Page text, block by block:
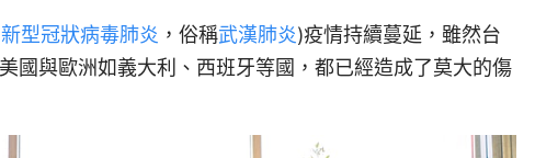
新型冠狀病毒肺炎 ，俗稱武漢肺炎)疫情持續蔓延，雖然台
國與歐洲如義大利、西班牙等國，都已經造成了莫大的傷